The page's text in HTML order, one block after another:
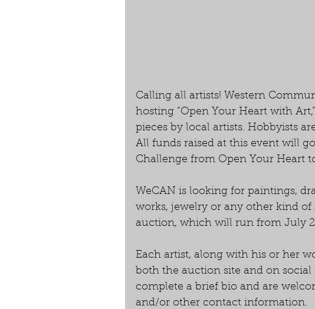
Calling all artists! Western
hosting “Open Your Heart with
pieces by local artists. Hobbyists
All funds raised at this event will
Challenge from Open Your Heart
WeCAN is looking for paintings,
works, jewelry or any other kind
auction, which will run from July
Each artist, along with his or her
both the auction site and on social
complete a brief bio and are
and/or other contact information.